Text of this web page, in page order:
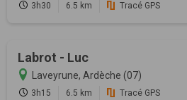
3h30 6.5 km Tracé GPS
Labrot - Luc
Laveyrune, Ardèche (07)
3h15 6.5 km Tracé GPS